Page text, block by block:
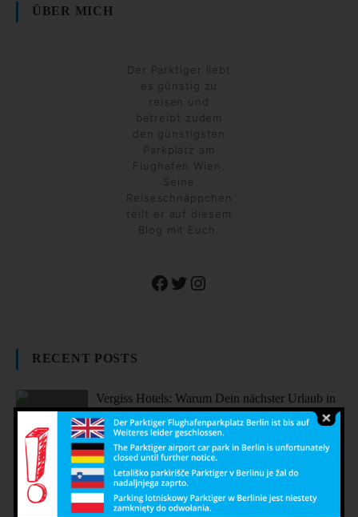
ÜBER MICH
Der Parktiger liebt
es günstig zu
reisen und
betreibt zudem
den günstigsten
Parkplatz am
Flughafen Wien.
Seine
Reiseschnäppchen
teilt er auf diesem
Blog mit Euch.
Facebook
TwitterInstagram
RECENT POSTS
Vergiss Hotels: Warum Dein nächster Urlaub in
einem dieser coolen Airbnbs stattfinden sollte.
Sonne, Stil, Sehenswürdigkeiten – So fühlt sich
Barcelona an